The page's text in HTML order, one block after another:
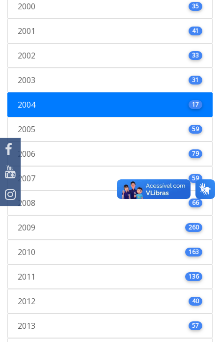
2000 35
2001 41
2002 33
2003 31
2004 17
2005 59
2006 79
2007 59
2008 66
2009 260
2010 163
2011 136
2012 40
2013 57